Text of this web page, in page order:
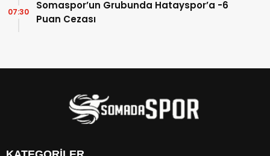
Somaspor’un Grubunda Hatayspor’a -6
Puan Cezası
07:30